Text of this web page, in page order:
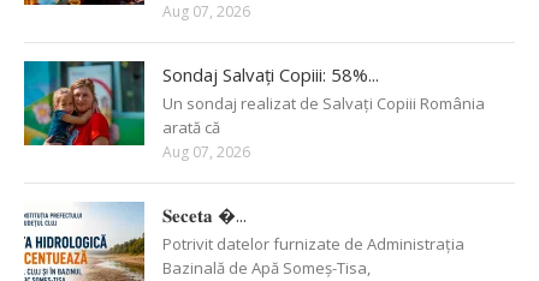
Aug 07, 2026
Sondaj Salvați Copiii: 58%...
Un sondaj realizat de Salvați Copiii România
arată că
Aug 07, 2026
𝐒𝐞𝐜𝐞𝐭𝐚 �...
Potrivit datelor furnizate de Administrația
Bazinală de Apă Someș-Tisa,